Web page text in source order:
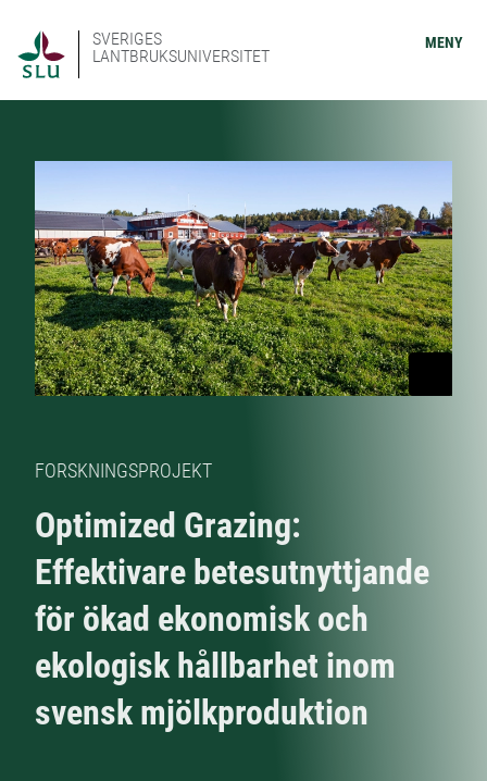
SVERIGES
LANTBRUKSUNIVERSITET
MENY
FORSKNINGSPROJEKT
Optimized Grazing:
Effektivare betesutnyttjande
för ökad ekonomisk och
ekologisk hållbarhet inom
svensk mjölkproduktion